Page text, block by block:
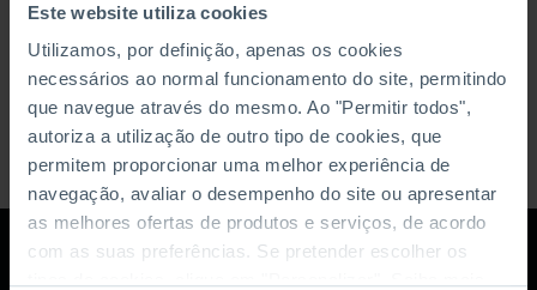
Este website utiliza cookies
Utilizamos, por definição, apenas os cookies
necessários ao normal funcionamento do site, permitindo
que navegue através do mesmo. Ao "Permitir todos",
autoriza a utilização de outro tipo de cookies, que
permitem proporcionar uma melhor experiência de
navegação, avaliar o desempenho do site ou apresentar
as melhores ofertas de produtos e serviços, de acordo
com as suas preferências. Se pretender escolher os